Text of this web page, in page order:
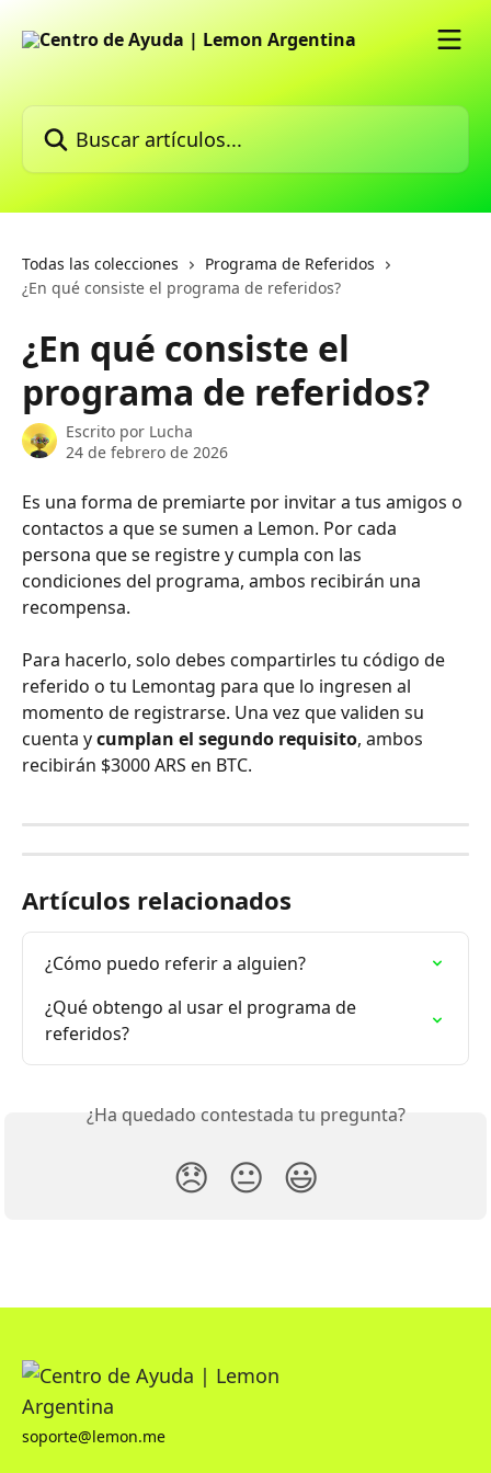
Todas las colecciones
Programa de Referidos
¿En qué consiste el programa de referidos?
¿En qué consiste el
programa de referidos?
Escrito por Lucha
24 de febrero de 2026
Es una forma de premiarte por invitar a tus amigos o
contactos a que se sumen a Lemon. Por cada
persona que se registre y cumpla con las
condiciones del programa, ambos recibirán una
recompensa.
Para hacerlo, solo debes compartirles tu código de
referido o tu Lemontag para que lo ingresen al
momento de registrarse. Una vez que validen su
cuenta y cumplan el segundo requisito, ambos
recibirán $3000 ARS en BTC.
Artículos relacionados
¿Cómo puedo referir a alguien?
¿Qué obtengo al usar el programa de
referidos?
¿Ha quedado contestada tu pregunta?
😞 😐 😃
soporte@lemon.me